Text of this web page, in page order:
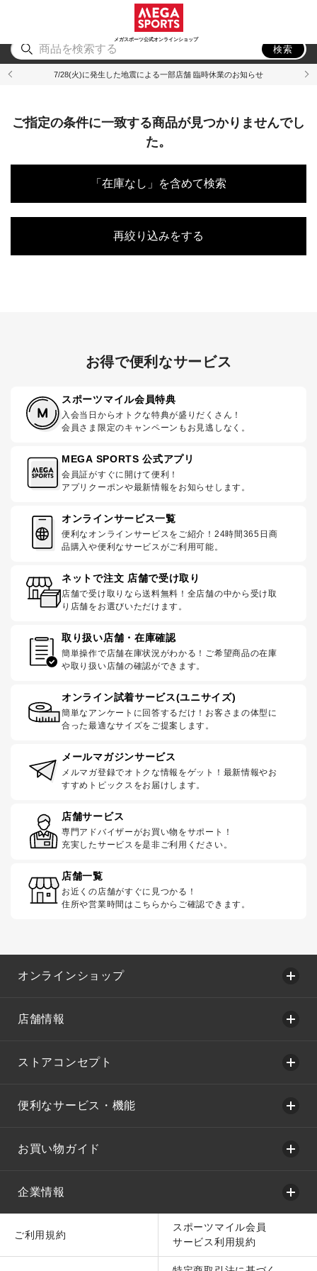
メガスポーツ公式オンラインショップ
アウトドア
検索
7/28(火)に発生した地震による一部店舗 臨時休業のお知らせ
ご指定の条件に一致する商品が見つかりませんでし
た。
「在庫なし」を含めて検索
再絞り込みをする
お得で便利なサービス
スポーツマイル会員特典
入会当日からオトクな特典が盛りだくさん！
会員さま限定のキャンペーンもお見逃しなく。
MEGA SPORTS 公式アプリ
会員証がすぐに開けて便利！
アプリクーポンや最新情報をお知らせします。
オンラインサービス一覧
便利なオンラインサービスをご紹介！24時間365日商
品購入や便利なサービスがご利用可能。
ネットで注文 店舗で受け取り
店舗で受け取りなら送料無料！全店舗の中から受け取
り店舗をお選びいただけます。
取り扱い店舗・在庫確認
簡単操作で店舗在庫状況がわかる！ご希望商品の在庫
や取り扱い店舗の確認ができます。
オンライン試着サービス(ユニサイズ)
簡単なアンケートに回答するだけ！お客さまの体型に
合った最適なサイズをご提案します。
メールマガジンサービス
メルマガ登録でオトクな情報をゲット！最新情報やお
すすめトピックスをお届けします。
店舗サービス
専門アドバイザーがお買い物をサポート！
充実したサービスを是非ご利用ください。
店舗一覧
お近くの店舗がすぐに見つかる！
住所や営業時間はこちらからご確認できます。
オンラインショップ
店舗情報
ストアコンセプト
便利なサービス・機能
お買い物ガイド
企業情報
ご利用規約
スポーツマイル会員
サービス利用規約